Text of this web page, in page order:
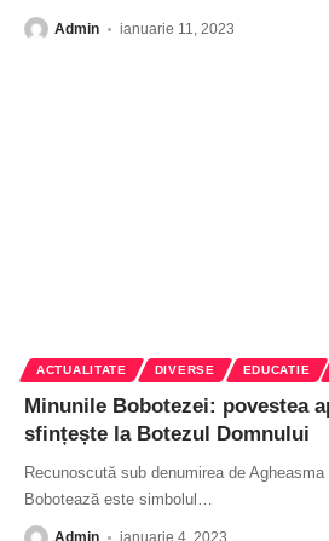
Admin ianuarie 11, 2023
ACTUALITATE DIVERSE EDUCATIE
Minunile Bobotezei: povestea
sfințește la Botezul Domnului
Recunoscută sub denumirea de
Bobotează este simbolul …
Admin ianuarie 4, 2023